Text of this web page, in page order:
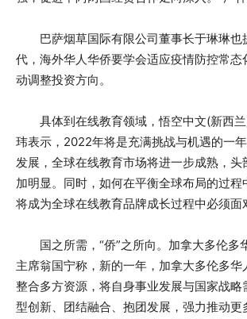
巴萨烟草国际有限公司董事长于琳琳也
代，海外华人华侨要学会适应疫情防控常态
动调整投资方向。
具体到在线教育领域，悟空中文(新西兰
玮表示，2022年将是充满挑战与机遇的一
发展，全球在线教育市场将进一步成熟，头
加明显。同时，如何在平衡全球布局的过程
将成为全球在线教育品牌成长过程中必须面
国之所需，“侨”之所向。加拿大多伦多
主席翁国宁称，新的一年，加拿大多伦多
整合多方资源，将自身事业发展与国家战略
型创新、团结融合、抱团发展，强力推动更